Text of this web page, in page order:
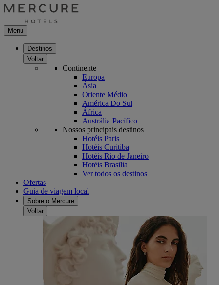
Menu
Destinos
Voltar
Continente
Europa
Ásia
Oriente Médio
América Do Sul
África
Austrália-Pacífico
Nossos principais destinos
Hotéis Paris
Hotéis Curitiba
Hotéis Rio de Janeiro
Hotéis Brasilia
Ver todos os destinos
Ofertas
Guia de viagem local
Sobre o Mercure
Voltar